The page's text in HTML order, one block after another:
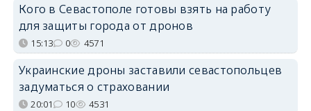
Кого в Севастополе готовы взять на работу
для защиты города от дронов
15:13 0 4571
Украинские дроны заставили севастопольцев
задуматься о страховании
20:01 10 4531